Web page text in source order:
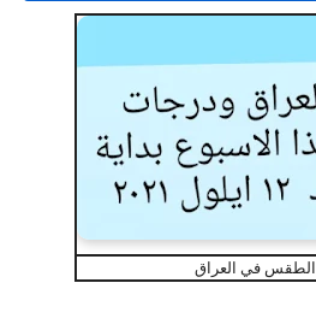
الطقس في العراق